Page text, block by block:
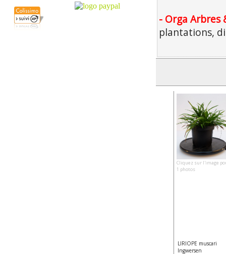
- Orga Arbres
plantations,
Cliquez sur l'image
1 photos
LIRIOPE muscari
Ingwersen